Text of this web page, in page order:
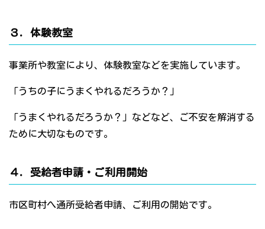
３．体験教室
事業所や教室により、体験教室などを実施しています。
「うちの子にうまくやれるだろうか？」
「うまくやれるだろうか？」などなど、ご不安を解消する
ために大切なものです。
４．受給者申請・ご利用開始
市区町村へ通所受給者申請、ご利用の開始です。